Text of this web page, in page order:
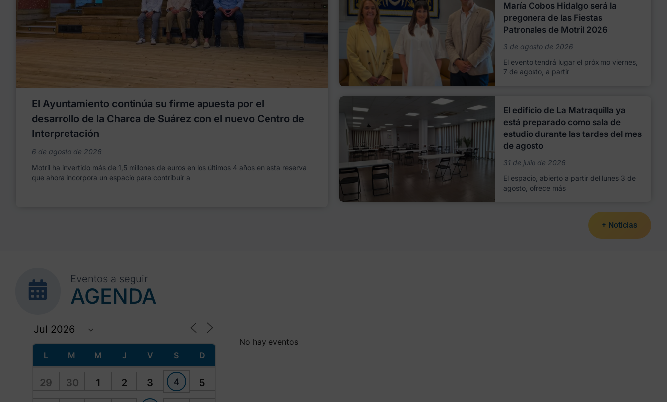
El Ayuntamiento continúa su firme apuesta por el
desarrollo de la Charca de Suárez con el nuevo Centro de
Interpretación
6 de agosto de 2026
Motril ha invertido más de 1,5 millones de euros en los últimos 4 años en esta reserva
que ahora incorpora un espacio para contribuir a
María Cobos Hidalgo será la
pregonera de las Fiestas
Patronales de Motril 2026
3 de agosto de 2026
El evento tendrá lugar el próximo viernes,
7 de agosto, a partir
El edificio de La Matraquilla ya
está preparado como sala de
estudio durante las tardes del mes
de agosto
31 de julio de 2026
El espacio, abierto a partir del lunes 3 de
agosto, ofrece más
+ Noticias
Eventos a seguir
AGENDA
L M M J V S D
29 30 1 2 3 4 5
No hay eventos